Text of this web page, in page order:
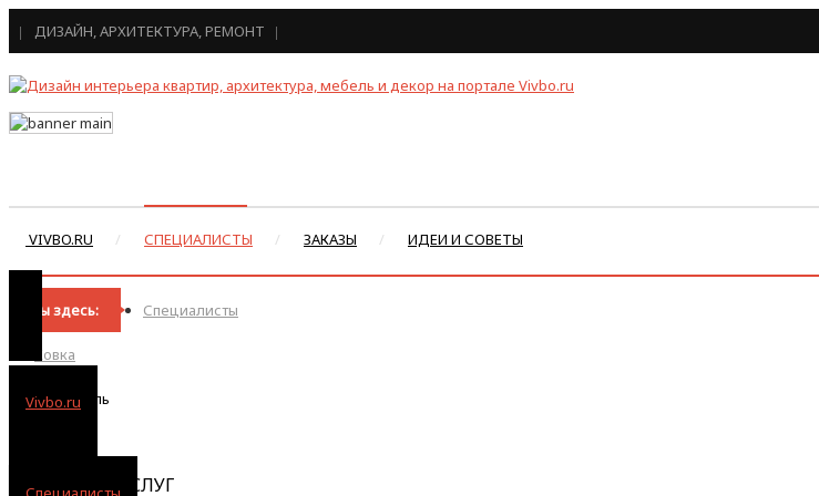
ДИЗАЙН, АРХИТЕКТУРА, РЕМОНТ
VIVBO.RU СПЕЦИАЛИСТЫ ЗАКАЗЫ ИДЕИ И СОВЕТЫ
Vivbo.ru
Вы здесь: Специалисты
Ковка
Ярославль
КАТЕГОРИИ УСЛУГ